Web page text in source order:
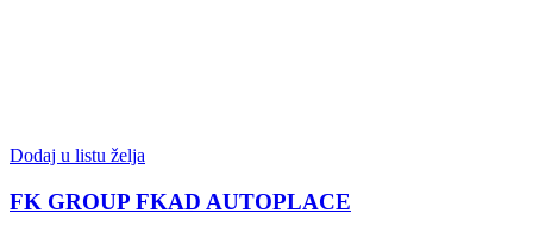
Dodaj u listu želja
FK GROUP FKAD AUTOPLACE